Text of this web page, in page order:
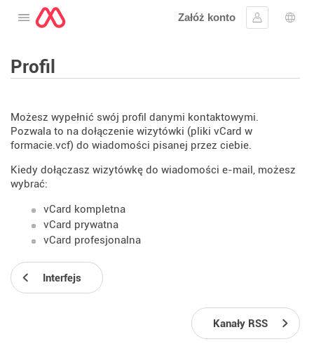
Otwórz menu
Załóż konto
Zaloguj się
Profil
Możesz wypełnić swój profil danymi kontaktowymi.
Pozwala to na dołączenie wizytówki (pliki vCard w
formacie.vcf) do wiadomości pisanej przez ciebie.
Kiedy dołączasz wizytówkę do wiadomości e-mail, możesz
wybrać:
vCard kompletna
vCard prywatna
vCard profesjonalna
Interfejs
Kanały RSS